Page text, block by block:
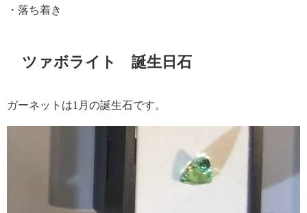
・落ち着き
ツァボライト 誕生日石
ガーネットは1月の誕生石です。